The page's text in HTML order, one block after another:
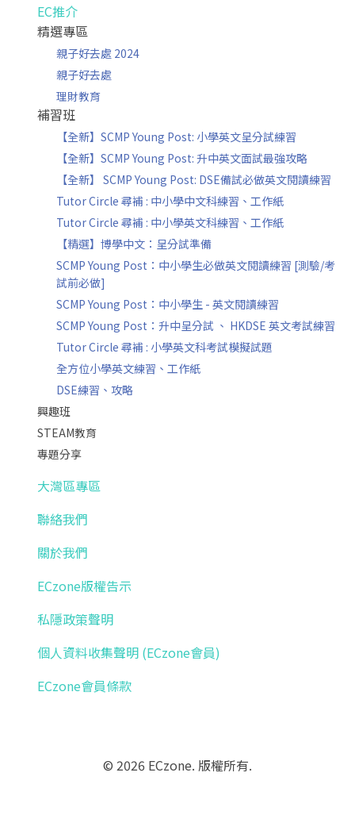
EC推介
精選專區
親子好去處 2024
親子好去處
理財教育
補習班
【全新】SCMP Young Post: 小學英文呈分試練習
【全新】SCMP Young Post: 升中英文面試最強攻略
【全新】 SCMP Young Post: DSE備試必做英文閱讀練習
Tutor Circle 尋補 : 中小學中文科練習、工作紙
Tutor Circle 尋補 : 中小學英文科練習、工作紙
【精選】博學中文：呈分試準備
SCMP Young Post：中小學生必做英文閱讀練習 [測驗/考
試前必做]
SCMP Young Post：中小學生 - 英文閱讀練習
SCMP Young Post：升中呈分試 、 HKDSE 英文考試練習
Tutor Circle 尋補 : 小學英文科考試模擬試題
全方位小學英文練習、工作紙
DSE練習、攻略
興趣班
STEAM教育
專題分享
大灣區專區
聯絡我們
關於我們
ECzone版權告示
私隱政策聲明
個人資料收集聲明 (ECzone會員)
ECzone會員條款
© 2026 ECzone. 版權所有.